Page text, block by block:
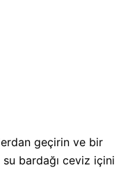
geçirin ve bir
su bardağı ceviz içini